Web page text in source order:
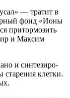
— тратит в
фонд «Ионы
притормо­зить
и Максим
и синтезиро­
старения клет­ки.